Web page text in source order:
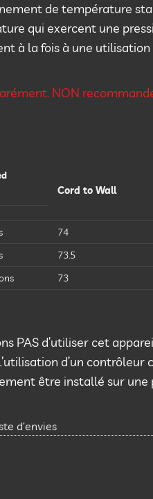
de température
qui exercent une
à la fois à une utilisation
NON
Cord to Wall
74
73.5
73
PAS d’utiliser cet
d’un contrôleur
être installé sur une
d’envies